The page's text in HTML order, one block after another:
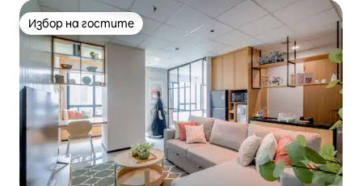
Избор на гостите
Избор на гостите